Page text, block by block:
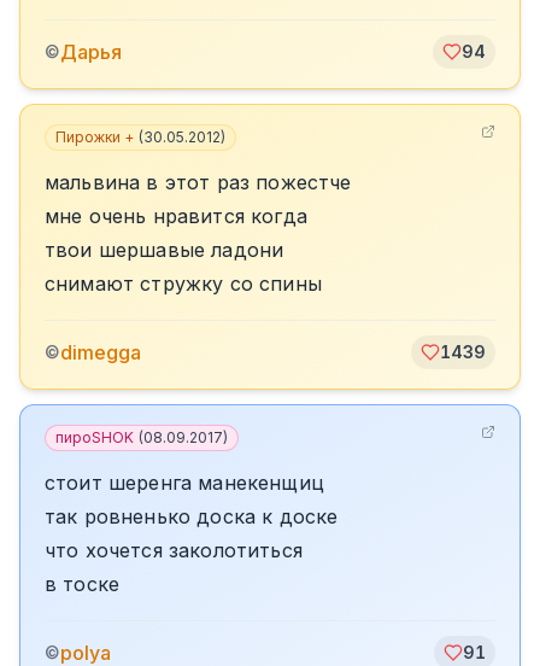
©Дарья 94
Пирожки + (30.05.2012)
мальвина в этот раз пожестче
мне очень нравится когда
твои шершавые ладони
снимают стружку со спины
©dimegga 1439
пироSHOK (08.09.2017)
стоит шеренга манекенщиц
так ровненько доска к доске
что хочется заколотиться
в тоске
©polya 91